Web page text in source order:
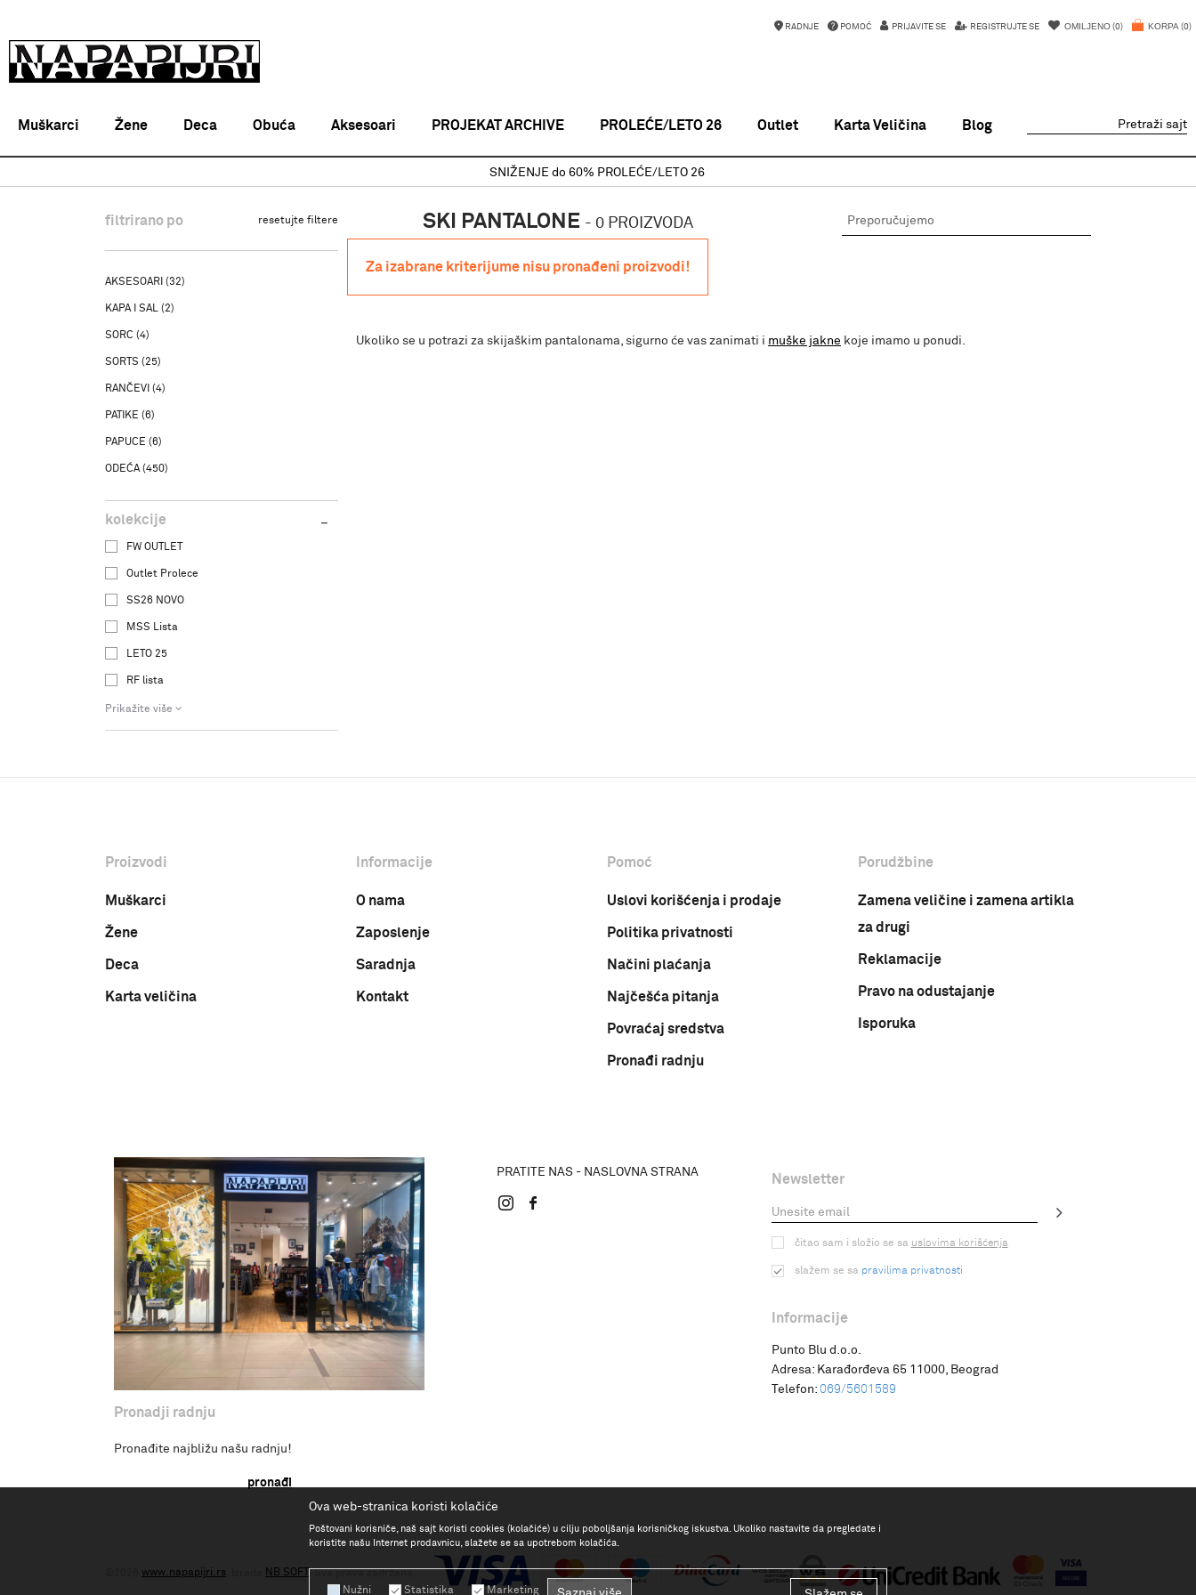
KORPA 0
OMILJENO 0
PRIJAVITE SE REGISTRUJTE SE
RADNJE POMOĆ
Muškarci Žene Deca Obuća Aksesoari PROJEKAT ARCHIVE PROLEĆE/LETO 26 Outlet Karta Veličina Blog Pretraži sajt
SNIŽENJE do 60% PROLEĆE/LETO 26
filtrirano po resetujte filtere
AKSESOARI (32)
KAPA I SAL (2)
SORC (4)
SORTS (25)
RANČEVI (4)
PATIKE (6)
PAPUCE (6)
ODEĆA(450)
kolekcije
FW OUTLET
Outlet Prolece
SS26 NOVO
MSS Lista
LETO 25
RF lista
Prikažite više
SKI PANTALONE - 0 PROIZVODA
Za izabrane kriterijume nisu pronađeni proizvodi!
Ukoliko se u potrazi za skijaškim pantalonama, sigurno će vas zanimati i muške jakne koje imamo u ponudi.
Proizvodi
Muškarci
Žene
Deca
Karta veličina
Informacije
O nama
Zaposlenje
Saradnja
Kontakt
Pomoć
Uslovi korišćenja i prodaje
Politika privatnosti
Načini plaćanja
Najčešća pitanja
Povraćaj sredstva
Pronađi radnju
Porudžbine
Zamena veličine i zamena artikla
za drugi
Reklamacije
Pravo na odustajanje
Isporuka
Pronadji radnju
Pronađite najbližu našu radnju!
pronađi
PRATITE NAS - NASLOVNA STRANA Newsletter
čitao sam i složio se sa uslovima korišćenja
slažem se sa pravilima privatnosti
Informacije
Punto Blu d.o.o.
Adresa: Karađorđeva 65 11000, Beograd
Telefon: 069/5601589
www.napapijri.rs NB SOFT
Ova web-stranica koristi kolačiće
Poštovani korisniče, naš sajt koristi cookies (kolačiće) u cilju poboljšanja korisničkog iskustva. Ukoliko nastavite da pregledate i
koristite našu Internet prodavnicu, slažete se sa upotrebom kolačića.
Nužni Statistika Marketing